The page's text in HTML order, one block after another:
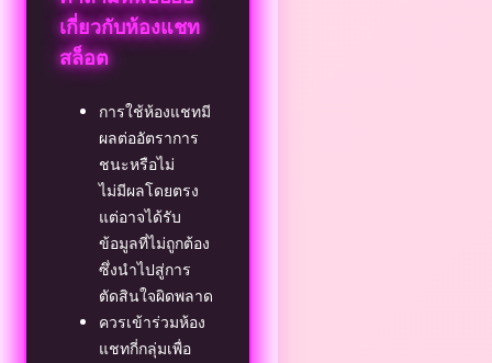
เกี่ยวกับห้องแชท
สล็อต
การใช้ห้องแชทมี
ผลต่ออัตราการ
ชนะหรือไม่
ไม่มีผลโดยตรง
แต่อาจได้รับ
ข้อมูลที่ไม่ถูกต้อง
ซึ่งนำไปสู่การ
ตัดสินใจผิดพลาด
ควรเข้าร่วมห้อง
แชทกี่กลุ่มเพื่อ